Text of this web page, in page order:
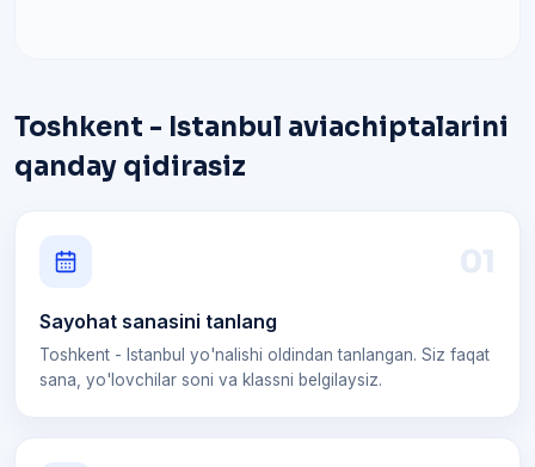
Toshkent - Istanbul aviachiptalarini
qanday qidirasiz
01
Sayohat sanasini tanlang
Toshkent - Istanbul yo'nalishi oldindan tanlangan. Siz faqat
sana, yo'lovchilar soni va klassni belgilaysiz.